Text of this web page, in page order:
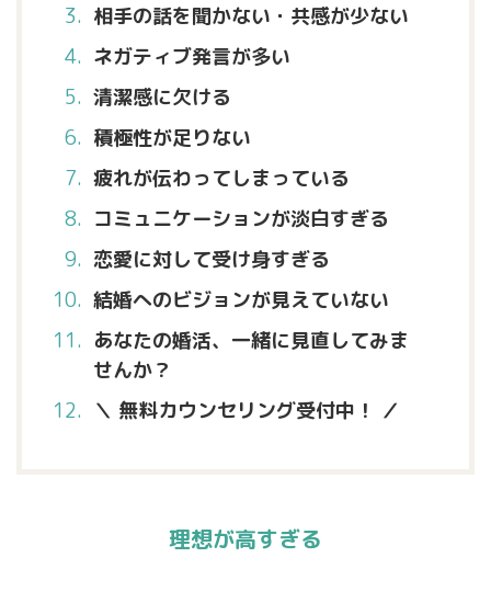
相手の話を聞かない・共感が少ない
ネガティブ発言が多い
清潔感に欠ける
積極性が足りない
疲れが伝わってしまっている
コミュニケーションが淡白すぎる
恋愛に対して受け身すぎる
結婚へのビジョンが見えていない
あなたの婚活、一緒に見直してみま
せんか？
＼ 無料カウンセリング受付中！ ／
理想が高すぎる